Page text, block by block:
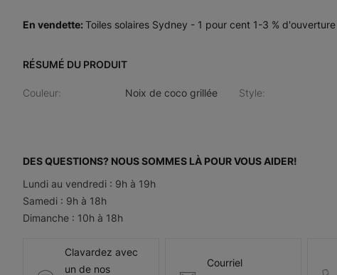
En vendette:Toiles solaires Sydney - 1 pour cent 1-3 %
RÉSUMÉ DU PRODUIT
Couleur: Noix de coco grillée Style:
DES QUESTIONS? NOUS SOMMES LÀ POUR VOUS AIDER!
Lundi au vendredi : 9h à 19h
Samedi : 9h à 18h
Dimanche : 10h à 18h
Clavardez avec
un de nos
Courriel